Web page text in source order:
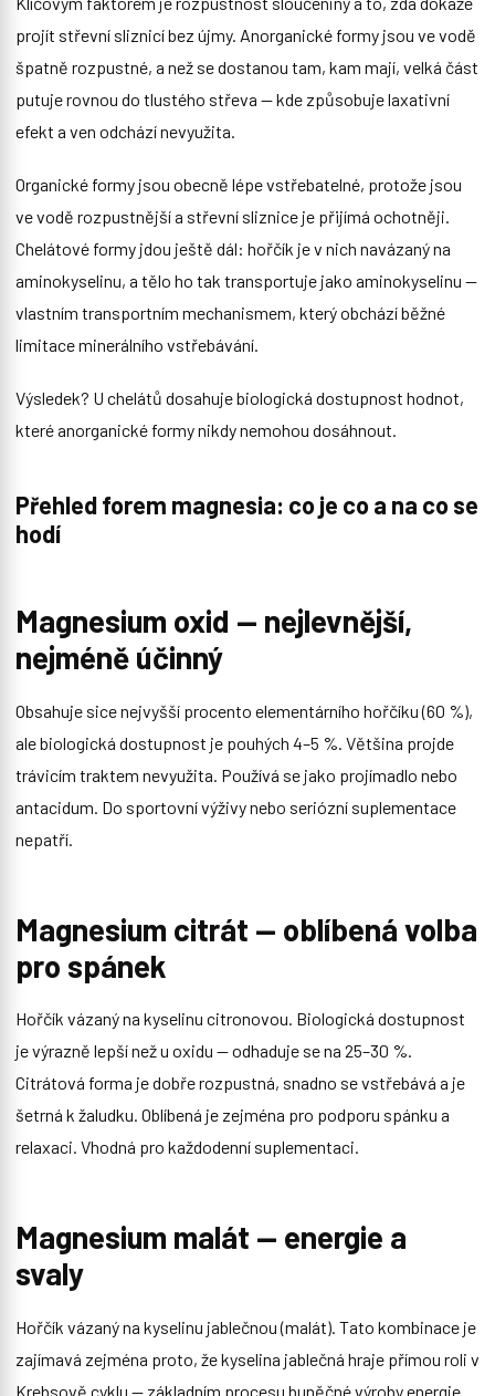
projít střevní sliznicí bez újmy. Anorganické formy jsou ve vodě
špatně rozpustné, a než se dostanou tam, kam mají, velká část
putuje rovnou do tlustého střeva — kde způsobuje laxativní
efekt a ven odchází nevyužita.
Organické formy jsou obecně lépe vstřebatelné, protože jsou
ve vodě rozpustnější a střevní sliznice je přijímá ochotněji.
Chelátové formy jdou ještě dál: hořčík je v nich navázaný na
aminokyselinu, a tělo ho tak transportuje jako aminokyselinu —
vlastním transportním mechanismem, který obchází běžné
limitace minerálního vstřebávání.
Výsledek? U chelátů dosahuje biologická dostupnost hodnot,
které anorganické formy nikdy nemohou dosáhnout.
Přehled forem magnesia: co je co a na co se
hodí
Magnesium oxid — nejlevnější,
nejméně účinný
Obsahuje sice nejvyšší procento elementárního hořčíku (60 %),
ale biologická dostupnost je pouhých 4–5 %. Většina projde
trávicím traktem nevyužita. Používá se jako projímadlo nebo
antacidum. Do sportovní výživy nebo seriózní suplementace
nepatří.
Magnesium citrát — oblíbená volba
pro spánek
Hořčík vázaný na kyselinu citronovou. Biologická dostupnost
je výrazně lepší než u oxidu — odhaduje se na 25–30 %.
Citrátová forma je dobře rozpustná, snadno se vstřebává a je
šetrná k žaludku. Oblíbená je zejména pro podporu spánku a
relaxaci. Vhodná pro každodenní suplementaci.
Magnesium malát — energie a
svaly
Hořčík vázaný na kyselinu jablečnou (malát). Tato kombinace je
zajímavá zejména proto, že kyselina jablečná hraje přímou roli v
Krebsově cyklu — základním procesu buněčné výroby energie.